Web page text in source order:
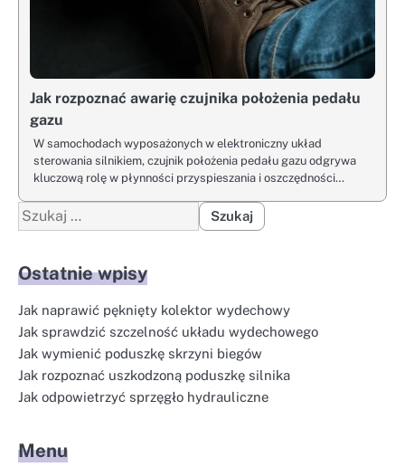
Jak rozpoznać awarię czujnika położenia pedału
gazu
W samochodach wyposażonych w elektroniczny układ
sterowania silnikiem, czujnik położenia pedału gazu odgrywa
kluczową rolę w płynności przyspieszania i oszczędności…
Szukaj:
Ostatnie wpisy
Jak naprawić pęknięty kolektor wydechowy
Jak sprawdzić szczelność układu wydechowego
Jak wymienić poduszkę skrzyni biegów
Jak rozpoznać uszkodzoną poduszkę silnika
Jak odpowietrzyć sprzęgło hydrauliczne
Menu